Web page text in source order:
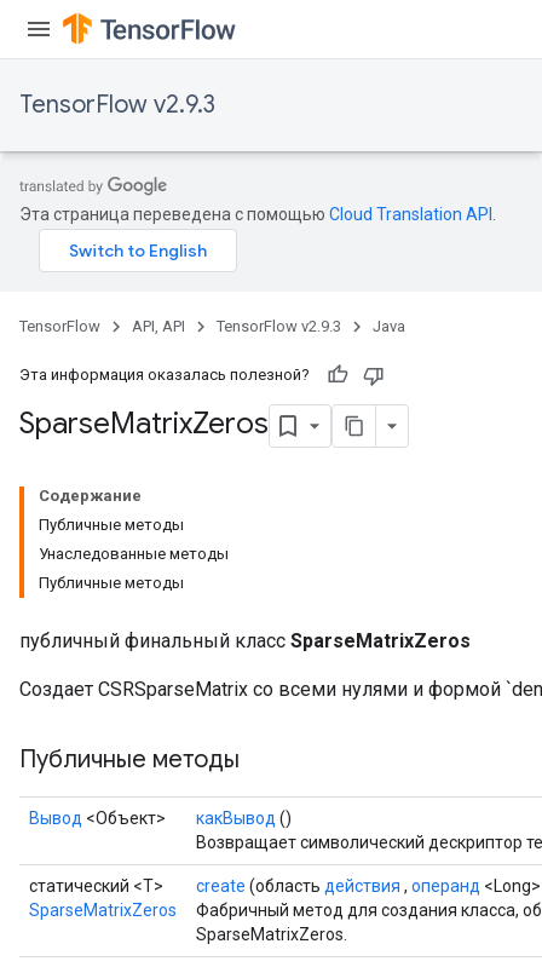
TensorFlow v2.9.3
Эта страница переведена с помощью Cloud Translation API
TensorFlow API, API TensorFlow v2.9.3 Java
Эта информация оказалась полезной?
SparseMatrixZeros
Содержание
Публичные методы
Унаследованные методы
Публичные методы
публичный финальный класс SparseMatrixZeros
Создает CSRSparseMatrix со всеми нулями и формой
Публичные методы
Вывод <Объект> какВывод ()
Возвращает символический дескриптор
статический <T>
SparseMatrixZeros
create (область действия , операнд
Фабричный метод для создания класса,
SparseMatrixZeros.